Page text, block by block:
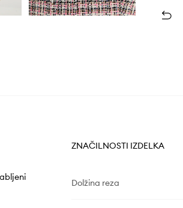
ZNAČILNOSTI IZDELKA
Dolžina reza